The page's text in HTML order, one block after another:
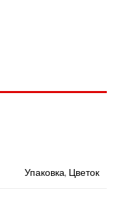
Упаковка, Цветок